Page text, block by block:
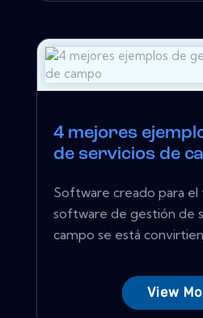
4 mejores
de servicios de
Software creado para el
software de gestión de
campo se está
View